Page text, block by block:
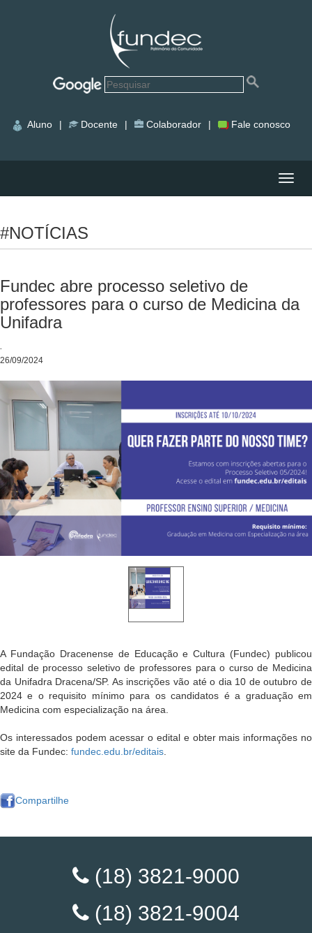
Aluno | Docente | Colaborador | Fale conosco
#NOTÍCIAS
Fundec abre processo seletivo de
professores para o curso de Medicina da
Unifadra
26/09/2024
A Fundação Dracenense de Educação e Cultura (Fundec) publicou
edital de processo seletivo de professores para o curso de Medicina
da Unifadra Dracena/SP. As inscrições vão até o dia 10 de outubro de
2024 e o requisito mínimo para os candidatos é a graduação em
Medicina com especialização na área.
Os interessados podem acessar o edital e obter mais informações no
site da Fundec: fundec.edu.br/editais
Compartilhe
(18) 3821-9000
(18) 3821-9004